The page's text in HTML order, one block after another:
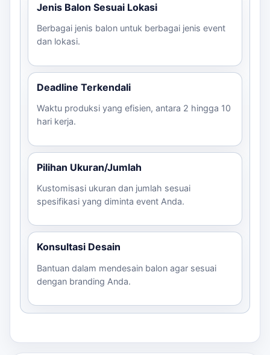
Jenis Balon Sesuai Lokasi
Berbagai jenis balon untuk berbagai jenis event
dan lokasi.
Deadline Terkendali
Waktu produksi yang efisien, antara 2 hingga 10
hari kerja.
Pilihan Ukuran/Jumlah
Kustomisasi ukuran dan jumlah sesuai
spesifikasi yang diminta event Anda.
Konsultasi Desain
Bantuan dalam mendesain balon agar sesuai
dengan branding Anda.